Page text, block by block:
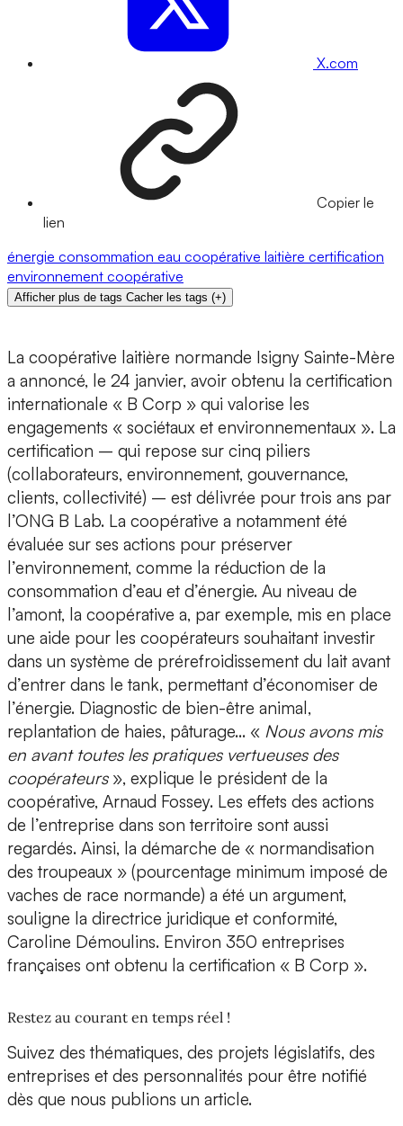
X.com
Copier le
lien
énergie consommation eau coopérative laitière certification
environnement coopérative
Afficher plus de tags Cacher les tags (+)
La coopérative laitière normande Isigny Sainte-Mère
a annoncé, le 24 janvier, avoir obtenu la certification
internationale « B Corp » qui valorise les
engagements « sociétaux et environnementaux ». La
certification – qui repose sur cinq piliers
(collaborateurs, environnement, gouvernance,
clients, collectivité) – est délivrée pour trois ans par
l’ONG B Lab. La coopérative a notamment été
évaluée sur ses actions pour préserver
l’environnement, comme la réduction de la
consommation d’eau et d’énergie. Au niveau de
l’amont, la coopérative a, par exemple, mis en place
une aide pour les coopérateurs souhaitant investir
dans un système de prérefroidissement du lait avant
d’entrer dans le tank, permettant d’économiser de
l’énergie. Diagnostic de bien-être animal,
replantation de haies, pâturage… « Nous avons mis
en avant toutes les pratiques vertueuses des
coopérateurs», explique le président de la
coopérative, Arnaud Fossey. Les effets des actions
de l’entreprise dans son territoire sont aussi
regardés. Ainsi, la démarche de « normandisation
des troupeaux » (pourcentage minimum imposé de
vaches de race normande) a été un argument,
souligne la directrice juridique et conformité,
Caroline Démoulins. Environ 350 entreprises
françaises ont obtenu la certification « B Corp ».
Restez au courant en temps réel !
Suivez des thématiques, des projets législatifs, des
entreprises et des personnalités pour être notifié
dès que nous publions un article.